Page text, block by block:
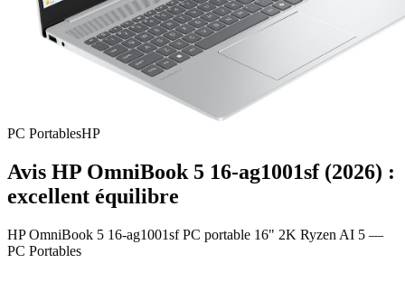
PC PortablesHP
Avis HP OmniBook 5 16-ag1001sf (2026) :
excellent équilibre
HP OmniBook 5 16-ag1001sf PC portable 16" 2K Ryzen AI 5 —
PC Portables